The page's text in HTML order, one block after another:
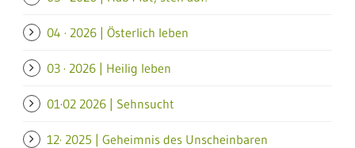
04 · 2026 | Österlich leben
03 · 2026 | Heilig leben
01·02 2026 | Sehnsucht
12· 2025 | Geheimnis des Unscheinbaren